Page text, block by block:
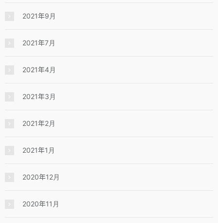
2021年9月
2021年7月
2021年4月
2021年3月
2021年2月
2021年1月
2020年12月
2020年11月